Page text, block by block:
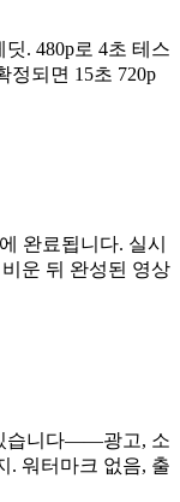
. 480p로 4초 테스
정되면 15초 720p
완료됩니다. 실시
운 뒤 완성된 영상
습니다——광고, 소
. 워터마크 없음, 출